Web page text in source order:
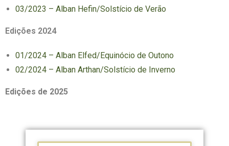
03/2023 – Alban Hefin/Solstício de Verão
Edições 2024
01/2024 – Alban Elfed/Equinócio de Outono
02/2024 – Alban Arthan/Solstício de Inverno
Edições de 2025